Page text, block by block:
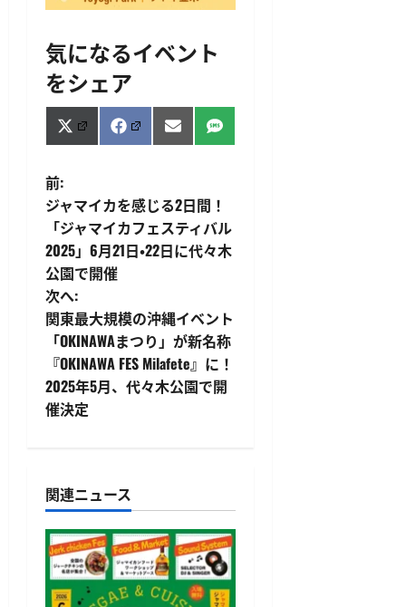
気になるイベント
をシェア
Share
on
X
(Twitter)
Share
on
FacebookShare
on
EmailShare
on
SMS
投
稿
ナ
ビ
ゲ
ー
シ
ン
前:
ジャマイカを感じる2日間！
「ジャマイカフェスティバル
2025」6月21日・22日に代々木
公園で開催
次へ:
関東最大規模の沖縄イベント
「OKINAWAまつり」が新名称
『OKINAWA FES Milafete』に！
2025年5月、代々木公園で開
催決定
関連ニュース